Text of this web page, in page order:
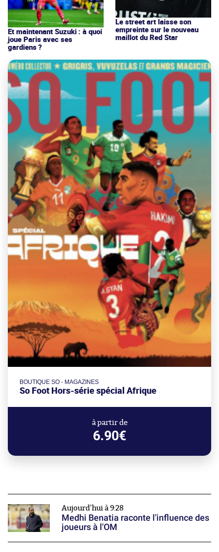
Et maintenant Suzuki : à quoi
joue Paris avec ses
gardiens ?
Le street art laisse son
empreinte sur le nouveau
maillot du Red Star
BOUTIQUE SO - MAGAZINES
So Foot Hors-série spécial Afrique
à partir de
6.90€
Aujourd'hui à 9:28
Medhi Benatia raconte l'influence des
joueurs à l'OM